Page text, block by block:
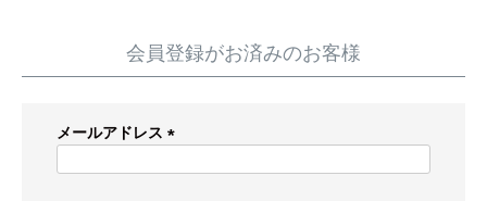
洗面台
会員登録がお済みのお客様
メールアドレス